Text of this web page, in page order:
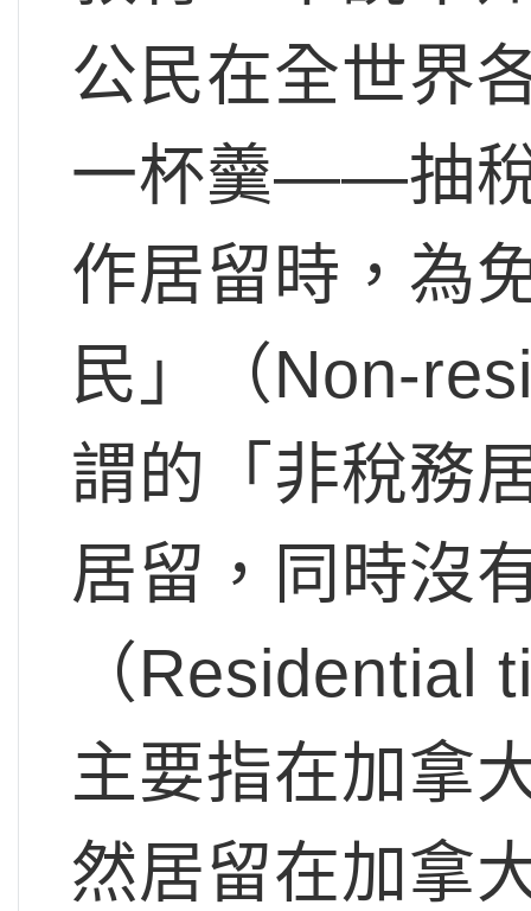
公民在全世界
一杯羹——抽稅
作居留時，為
民」（Non-
謂的「非稅務
居留，同時沒
（Residential
主要指在加拿
然居留在加拿